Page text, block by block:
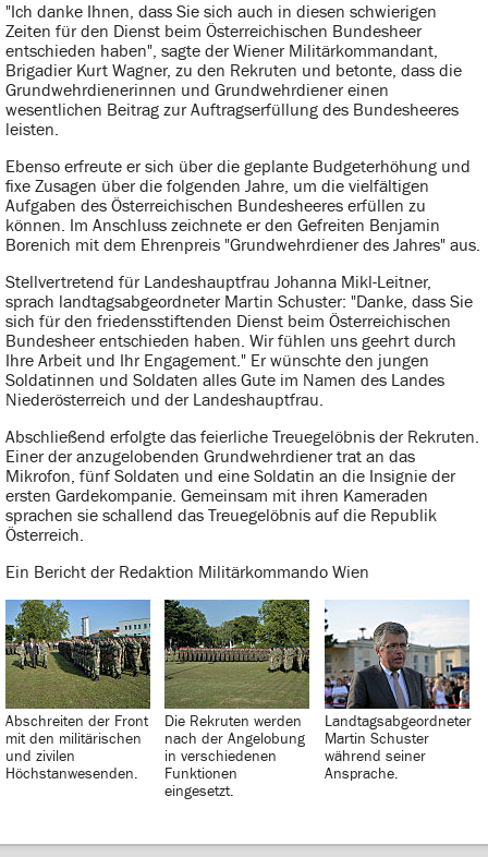
"Ich danke Ihnen, dass Sie sich auch in diesen schwierigen
Zeiten für den Dienst beim Österreichischen Bundesheer
entschieden haben", sagte der Wiener Militärkommandant,
Brigadier Kurt Wagner, zu den Rekruten und betonte, dass die
Grundwehrdienerinnen und Grundwehrdiener einen
wesentlichen Beitrag zur Auftragserfüllung des Bundesheeres
leisten.
Ebenso erfreute er sich über die geplante Budgeterhöhung und
fixe Zusagen über die folgenden Jahre, um die vielfältigen
Aufgaben des Österreichischen Bundesheeres erfüllen zu
können. Im Anschluss zeichnete er den Gefreiten Benjamin
Borenich mit dem Ehrenpreis "Grundwehrdiener des Jahres" aus.
Stellvertretend für Landeshauptfrau Johanna Mikl-Leitner,
sprach landtagsabgeordneter Martin Schuster: "Danke, dass Sie
sich für den friedensstiftenden Dienst beim Österreichischen
Bundesheer entschieden haben. Wir fühlen uns geehrt durch
Ihre Arbeit und Ihr Engagement." Er wünschte den jungen
Soldatinnen und Soldaten alles Gute im Namen des Landes
Niederösterreich und der Landeshauptfrau.
Abschließend erfolgte das feierliche Treuegelöbnis der Rekruten.
Einer der anzugelobenden Grundwehrdiener trat an das
Mikrofon, fünf Soldaten und eine Soldatin an die Insignie der
ersten Gardekompanie. Gemeinsam mit ihren Kameraden
sprachen sie schallend das Treuegelöbnis auf die Republik
Österreich.
Ein Bericht der Redaktion Militärkommando Wien
Abschreiten der Front
mit den militärischen
und zivilen
Höchstanwesenden.
Die Rekruten werden
nach der Angelobung
in verschiedenen
Funktionen
eingesetzt.
Landtagsabgeordneter
Martin Schuster
während seiner
Ansprache.